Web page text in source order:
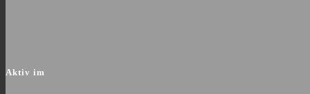
Aktiv im